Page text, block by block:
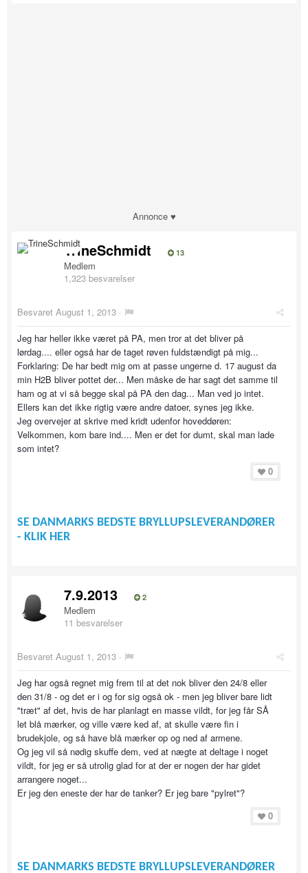
Annonce ♥
TrineSchmidt 13
Medlem
1,323 besvarelser
Besvaret August 1, 2013 ·
Jeg har heller ikke været på PA, men tror at det bliver på
lørdag.... eller også har de taget røven fuldstændigt på mig...
Forklaring: De har bedt mig om at passe ungerne d. 17 august da
min H2B bliver pottet der... Men måske de har sagt det samme til
ham og at vi så begge skal på PA den dag... Man ved jo intet.
Ellers kan det ikke rigtig være andre datoer, synes jeg ikke.
Jeg overvejer at skrive med kridt udenfor hoveddøren:
Velkommen, kom bare ind.... Men er det for dumt, skal man lade
som intet?
0
SE DANMARKS BEDSTE BRYLLUPSLEVERANDØRER
- KLIK HER
7.9.2013 2
Medlem
11 besvarelser
Besvaret August 1, 2013 ·
Jeg har også regnet mig frem til at det nok bliver den 24/8 eller
den 31/8 - og det er i og for sig også ok - men jeg bliver bare lidt
"træt" af det, hvis de har planlagt en masse vildt, for jeg får SÅ
let blå mærker, og ville være ked af, at skulle være fin i
brudekjole, og så have blå mærker op og ned af armene.
Og jeg vil så nødig skuffe dem, ved at nægte at deltage i noget
vildt, for jeg er så utrolig glad for at der er nogen der har gidet
arrangere noget...
Er jeg den eneste der har de tanker? Er jeg bare "pylret"?
0
SE DANMARKS BEDSTE BRYLLUPSLEVERANDØRER